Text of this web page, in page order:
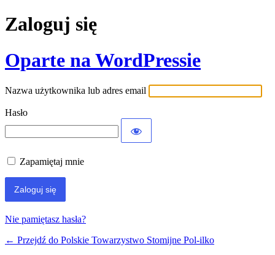
Zaloguj się
Oparte na WordPressie
Nazwa użytkownika lub adres email
Hasło
Zapamiętaj mnie
Nie pamiętasz hasła?
← Przejdź do Polskie Towarzystwo Stomijne Pol-ilko